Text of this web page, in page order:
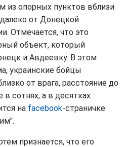
из опорных пунктов вблизи
от Донецкой
Отмечается, что это
объект, который
и Авдеевку. В этом
украинские бойцы
от врага, расстояние до
в сотнях, а в десятках
на facebook-страничке
признается, что его